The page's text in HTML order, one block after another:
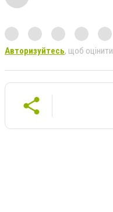
Авторизуйтесь, щоб оцінити